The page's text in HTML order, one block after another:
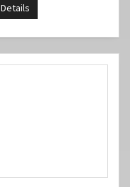
Details